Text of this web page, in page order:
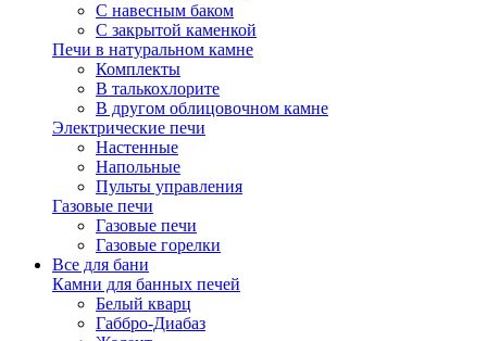
С навесным баком
С закрытой каменкой
Печи в натуральном камне
Комплекты
В талькохлорите
В другом облицовочном камне
Электрические печи
Настенные
Напольные
Пульты управления
Газовые печи
Газовые печи
Газовые горелки
Все для бани
Камни для банных печей
Белый кварц
Габбро-Диабаз